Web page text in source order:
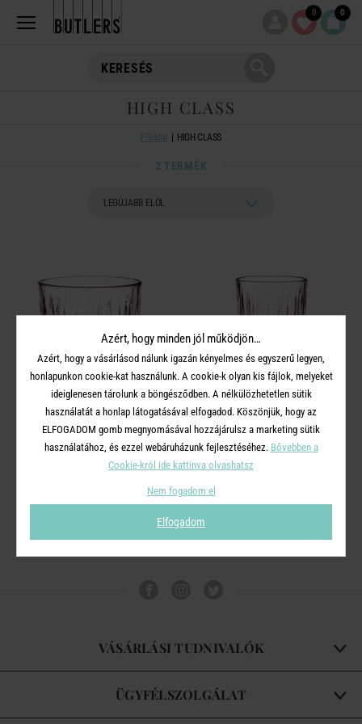
0 0
HIGH CLASS
Főoldal HIGH CLASS
2 TERMÉK
HIGH CLASS
vizes pohár 320ml
HIGH CLASS
long drink pohár 370ml
VÁSÁRLÁSI TUDNIVALÓK
ÜGYFÉLSZOLGÁLAT
Azért, hogy minden jól működjön…
Azért, hogy a vásárlásod nálunk igazán kényelmes és egyszerű legyen,
honlapunkon cookie-kat használunk. A cookie-k olyan kis fájlok, melyeket
ideiglenesen tárolunk a böngésződben. A nélkülözhetetlen sütik
használatát a honlap látogatásával elfogadod. Köszönjük, hogy az
ELFOGADOM gomb megnyomásával hozzájárulsz a marketing sütik
használatához, és ezzel webáruházunk fejlesztéséhez. Bővebben a
Cookie-król ide kattinva olvashatsz
Nem fogadom el
Elfogadom